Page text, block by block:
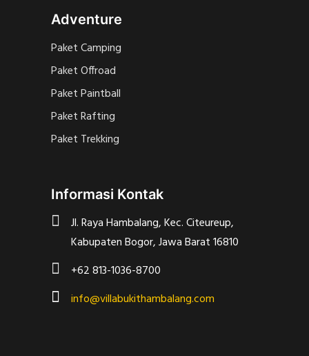
Adventure
Paket Camping
Paket Offroad
Paket Paintball
Paket Rafting
Paket Trekking
Informasi Kontak
Jl. Raya Hambalang, Kec. Citeureup,
Kabupaten Bogor, Jawa Barat 16810
+62 813-1036-8700
info@villabukithambalang.com